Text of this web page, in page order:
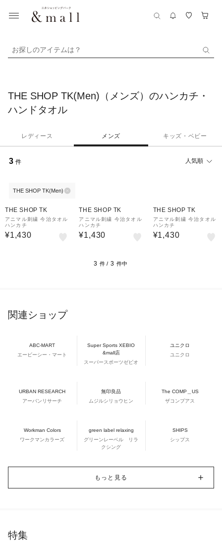
お探しのアイテムは？
THE SHOP TK(Men)（メンズ）のハンカチ・
ハンドタオル
レディース メンズ キッズ・ベビー
3 件 人気順
THE SHOP TK(Men)
THE SHOP TK
アニマル刺繍 今治タオル
ハンカチ
¥1,430
THE SHOP TK
アニマル刺繍 今治タオル
ハンカチ
¥1,430
THE SHOP TK
アニマル刺繍 今治タオル
ハンカチ
¥1,430
3 件 / 3 件中
関連ショップ
ABC-MART
エービーシー・マート
Super Sports XEBIO
&mall店
スーパースポーツゼビオ
ユニクロ
ユニクロ
URBAN RESEARCH
アーバンリサーチ
無印良品
ムジルシリョウヒン
The COMP＿US
ザコンプアス
Workman Colors
ワークマンカラーズ
green label relaxing
グリーンレーベル リラ
クシング
SHIPS
シップス
もっと見る
特集